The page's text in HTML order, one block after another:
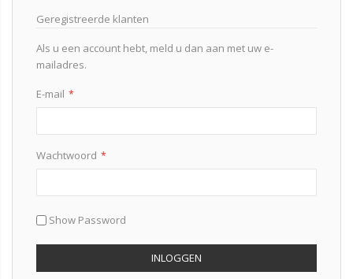
Geregistreerde klanten
Als u een account hebt, meld u dan aan met uw e-
mailadres.
E-mail
Wachtwoord
Show Password
INLOGGEN